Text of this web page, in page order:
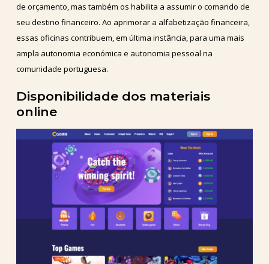
de orçamento, mas também os habilita a assumir o comando de
seu destino financeiro. Ao aprimorar a alfabetização financeira,
essas oficinas contribuem, em última instância, para uma mais
ampla autonomia económica e autonomia pessoal na
comunidade portuguesa.
Disponibilidade dos materiais
online